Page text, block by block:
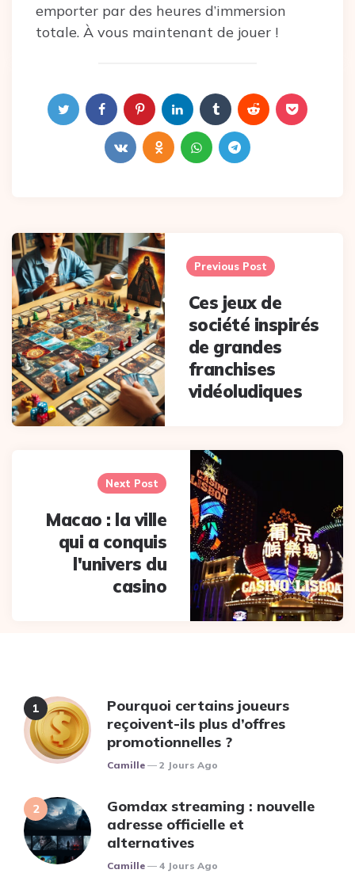
emporter par des heures d’immersion
totale. À vous maintenant de jouer !
Post
navigation
Previous Post
Ces jeux de
société inspirés
de grandes
franchises
vidéoludiques
Next Post
Macao : la ville
qui a conquis
l'univers du
casino
Pourquoi certains joueurs
reçoivent-ils plus d’offres
promotionnelles ?
Posted
Camille 2 Jours Ago
Gomdax streaming : nouvelle
adresse officielle et
alternatives
Posted
Camille 4 Jours Ago